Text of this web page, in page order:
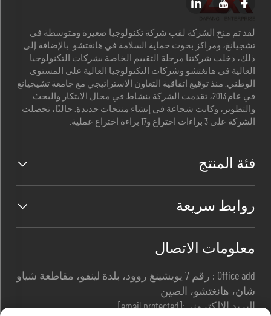
لقد تم منح الشركة لقب شركة تكنولوجيا صغيرة ومتوسطة في
تشجيانغ، ومراكز بحوث حماية السلامة في هانغتشو. بالإضافة إلى
ذلك، دخلت شركتنا مرحلة التقييم الخاصة بشركات التكنولوجيا
العالية في هانغتشو وشركات التكنولوجيا العالية على المستوى
الوطني. منذ توقيع اتفاقية التعاون الاستراتيجي مع جامعة تشيجيانغ
في عام 2013، تقدمت الشركة بنشاط في مجال الابتكار والبحث
والتطوير، وكانت شجاعة في إنشاء منتجات جديدة. حاليًا، تحصلت
الشركة على 3 براءات اختراع و17 براءة اختراع عملية.
فئة المنتج
روابط سريعة
معلومات الاتصال
Office add : رقم 7 يويشينغ روود، بلدة لينفو، مقاطعة شياو
شان، هانغتشو، الصين
البريد الإلكتروني:[email protected]